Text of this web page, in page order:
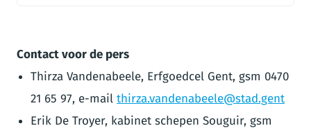
Contact voor de pers
Thirza Vandenabeele, Erfgoedcel Gent, gsm 0470
21 65 97, e-mail thirza.vandenabeele@stad.gent
Erik De Troyer, kabinet schepen Souguir, gsm